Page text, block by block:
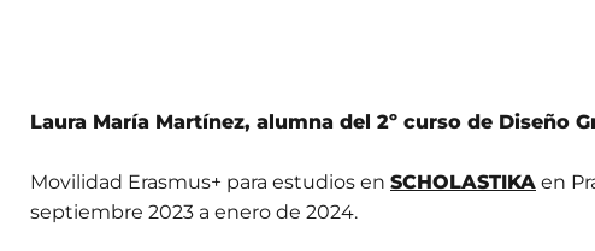
Laura María Martínez, alumna del 2º curso de Diseño
Movilidad Erasmus+ para estudios en SCHOLASTIKA en
septiembre 2023 a enero de 2024.